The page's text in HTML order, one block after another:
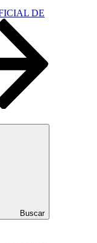
DE
Buscar